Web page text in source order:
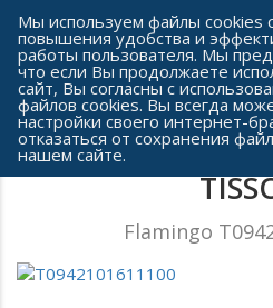
Сеть часовых
Flamingo
Мы используем файлы cookies
повышения удобства и
работы пользователя. Мы
что если Вы продолжаете
сайт, Вы согласны с
файлов cookies. Вы всегда
настройки своего интернет-
отказаться от сохранения
нашем сайте.